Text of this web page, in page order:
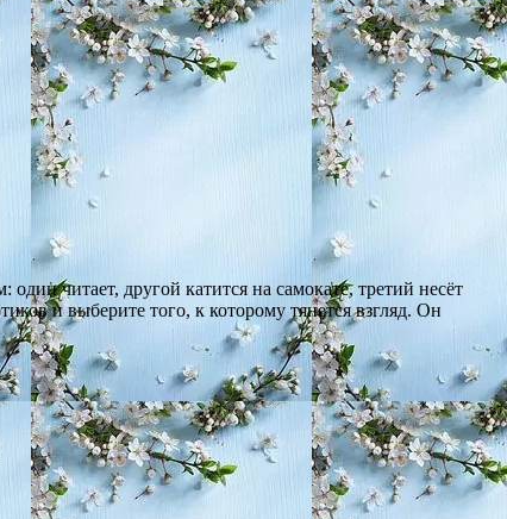
читает, другой катится на самокате, третий несёт
и выберите того, к которому тянется взгляд. Он